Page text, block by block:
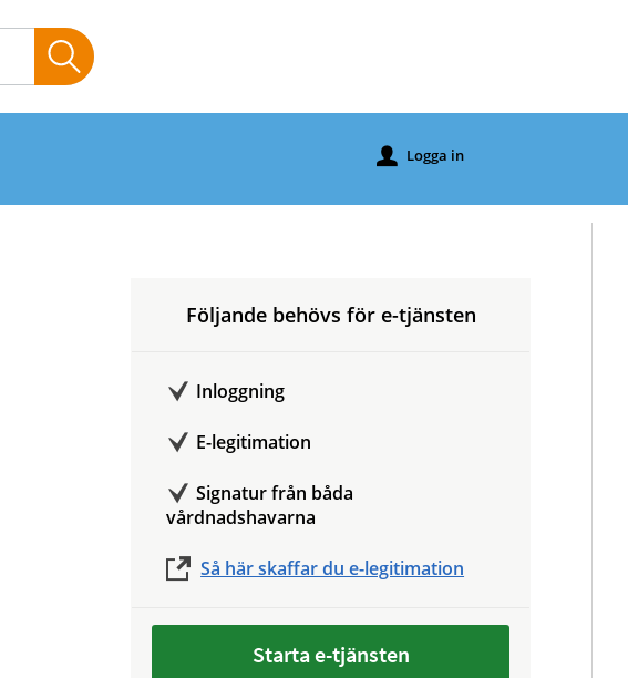
u Logga in
Följande behövs för e-tjänsten
Inloggning
E-legitimation
Signatur från båda
vårdnadshavarna
Så här skaffar du e-legitimation
Starta e-tjänsten